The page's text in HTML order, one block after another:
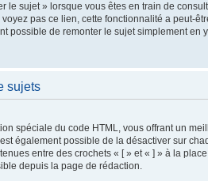
le sujet » lorsque vous êtes en train de
pas ce lien, cette fonctionnalité a peut-
possible de remonter le sujet simplement
sujets
spéciale du code HTML, vous offrant un
également possible de la désactiver sur
entre des crochets « [ » et « ] » à la
depuis la page de rédaction.